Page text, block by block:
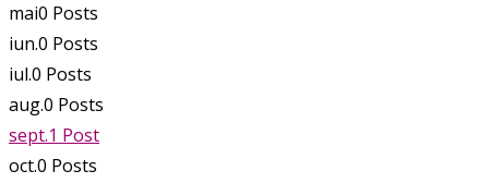
mai0 Posts
iun.0 Posts
iul.0 Posts
aug.0 Posts
sept.1 Post
oct.0 Posts